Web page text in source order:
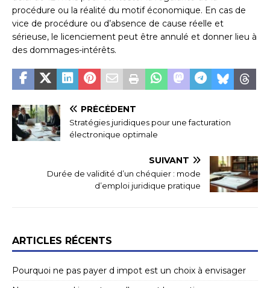
procédure ou la réalité du motif économique. En cas de
vice de procédure ou d’absence de cause réelle et
sérieuse, le licenciement peut être annulé et donner lieu à
des dommages-intérêts.
PRÉCÉDENT
Stratégies juridiques pour une facturation
électronique optimale
SUIVANT
Durée de validité d’un chéquier : mode
d’emploi juridique pratique
ARTICLES RÉCENTS
Pourquoi ne pas payer d impot est un choix à envisager